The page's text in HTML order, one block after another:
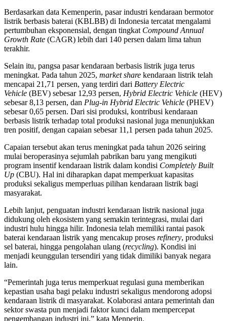
Berdasarkan data Kemenperin, pasar industri kendaraan bermotor
listrik berbasis baterai (KBLBB) di Indonesia tercatat mengalami
pertumbuhan eksponensial, dengan tingkat Compound Annual
Growth Rate (CAGR) lebih dari 140 persen dalam lima tahun
terakhir.
Selain itu, pangsa pasar kendaraan berbasis listrik juga terus
meningkat. Pada tahun 2025, market share kendaraan listrik telah
mencapai 21,71 persen, yang terdiri dari Battery Electric
Vehicle (BEV) sebesar 12,93 persen, Hybrid Electric Vehicle (HEV)
sebesar 8,13 persen, dan Plug-in Hybrid Electric Vehicle (PHEV)
sebesar 0,65 persen. Dari sisi produksi, kontribusi kendaraan
berbasis listrik terhadap total produksi nasional juga menunjukkan
tren positif, dengan capaian sebesar 11,1 persen pada tahun 2025.
Capaian tersebut akan terus meningkat pada tahun 2026 seiring
mulai beroperasinya sejumlah pabrikan baru yang mengikuti
program insentif kendaraan listrik dalam kondisi Completely Built
Up (CBU). Hal ini diharapkan dapat memperkuat kapasitas
produksi sekaligus memperluas pilihan kendaraan listrik bagi
masyarakat.
Lebih lanjut, penguatan industri kendaraan listrik nasional juga
didukung oleh ekosistem yang semakin terintegrasi, mulai dari
industri hulu hingga hilir. Indonesia telah memiliki rantai pasok
baterai kendaraan listrik yang mencakup proses refinery, produksi
sel baterai, hingga pengolahan ulang (recycling). Kondisi ini
menjadi keunggulan tersendiri yang tidak dimiliki banyak negara
lain.
“Pemerintah juga terus memperkuat regulasi guna memberikan
kepastian usaha bagi pelaku industri sekaligus mendorong adopsi
kendaraan listrik di masyarakat. Kolaborasi antara pemerintah dan
sektor swasta pun menjadi faktor kunci dalam mempercepat
pengembangan industri ini,” kata Menperin.